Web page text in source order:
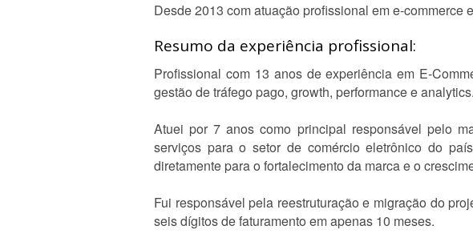
Desde 2013 com atuação profissional em e-
Resumo da experiência profissional:
Profissional com 13 anos de experiência em E-
gestão de tráfego pago, growth, performance e analytics.
Atuei por 7 anos como principal responsável pelo
serviços para o setor de comércio eletrônico do
diretamente para o fortalecimento da marca e o
Fui responsável pela reestruturação e migração do
seis dígitos de faturamento em apenas 10 meses.